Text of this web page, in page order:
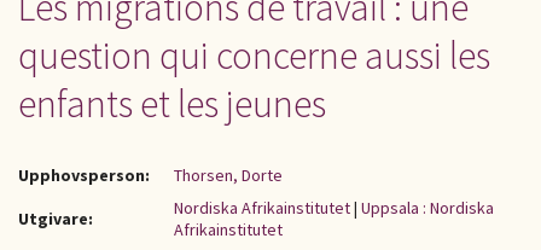
UPPHOVSRÄTT
OM OSS
question qui concerne aussi les
enfants et les jeunes
Upphovsperson:
Thorsen, Dorte
Utgivare:
Nordiska Afrikainstitutet| Uppsala : Nordiska
Afrikainstitutet